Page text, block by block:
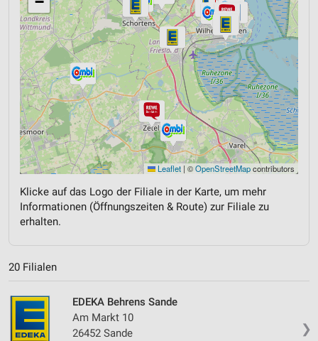
Leaflet | ©OpenStreetMapcontributors
Klicke auf das Logo der Filiale in der Karte, um mehr
Informationen (Öffnungszeiten & Route) zur Filiale zu
erhalten.
20 Filialen
❯
EDEKA Behrens Sande
Am Markt 10
26452 Sande